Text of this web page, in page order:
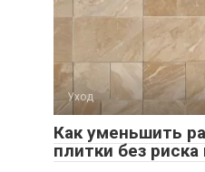
Уход
Как уменьшить
плитки без